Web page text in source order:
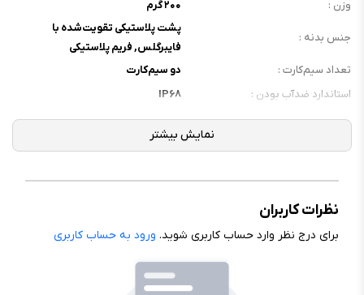
وزن :
۲۰۰ گرم
جنس بدنه :
پشت پلاستیکی تقویت‌شده با
فایبرگلس, فریم پلاستیکی
تعداد سیم‌کارت :
دو سیم‌کارت
استاندارد ضدآب بودن :
IP۶۸
رزولوشن نمایشگر :
فرکانس نمایشگر :
۱۲۰ هرتز
نظرات کاربران
برای درج نظر وارد حساب کاربری شوید. ورود به حساب کاربری